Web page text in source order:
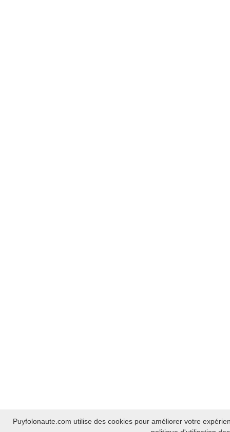
Puyfolonaute.com utilise des cookies pour améliorer votre